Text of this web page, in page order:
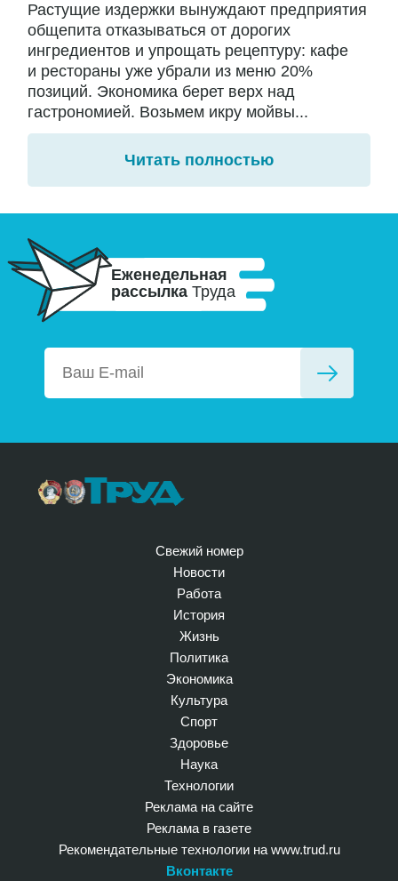
Растущие издержки вынуждают предприятия
общепита отказываться от дорогих
ингредиентов и упрощать рецептуру: кафе
и рестораны уже убрали из меню 20%
позиций. Экономика берет верх над
гастрономией. Возьмем икру мойвы...
Читать полностью
Еженедельная
рассылка Труда
Свежий номер
Новости
Работа
История
Жизнь
Политика
Экономика
Культура
Спорт
Здоровье
Наука
Технологии
Реклама на сайте
Реклама в газете
Рекомендательные технологии на www.trud.ru
Вконтакте